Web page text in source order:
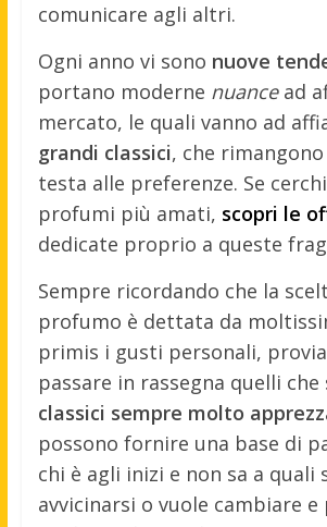
comunicare agli altri.
Ogni anno vi sono nuove
portano moderne nuancead
mercato, le quali vanno ad
grandi classici, che
testa alle preferenze. Se
profumi più amati, scopri le
dedicate proprio a queste
Sempre ricordando che la
profumo è dettata da
primis i gusti personali,
passare in rassegna quelli che
classici sempre molto
possono fornire una base di
chi è agli inizi e non sa a quali
avvicinarsi o vuole cambiare e